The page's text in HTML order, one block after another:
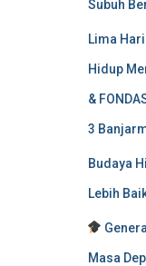
Subuh
Lima
Hidup
&
3
Budaya
Lebih
Masa